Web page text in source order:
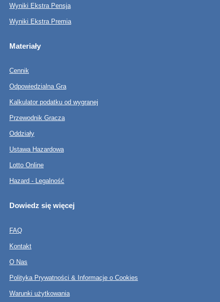
Wyniki Ekstra Pensja
Wyniki Ekstra Premia
Materiały
Cennik
Odpowiedzialna Gra
Kalkulator podatku od wygranej
Przewodnik Gracza
Oddziały
Ustawa Hazardowa
Lotto Online
Hazard - Legalność
Dowiedz się więcej
FAQ
Kontakt
O Nas
Polityka Prywatności & Informacje o Cookies
Warunki użytkowania